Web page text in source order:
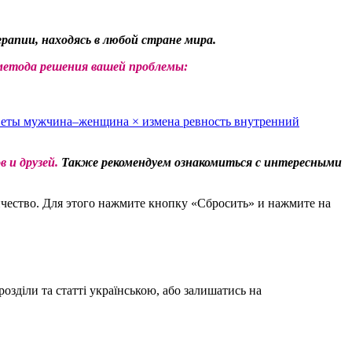
находясь в любой стране мира.
решения вашей проблемы:
мужчина–женщина × измена ревность внутренний
и друзей. Также рекомендуем ознакомиться с интересными
Для этого нажмите кнопку «Сбросить» и нажмите на
та статті українською, або залишатись на